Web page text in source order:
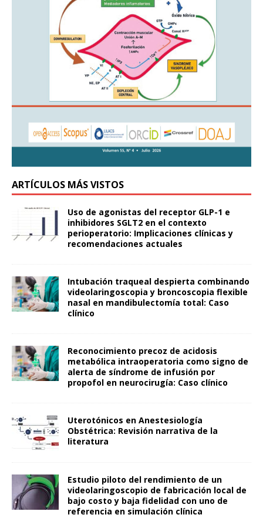
ARTÍCULOS MÁS VISTOS
Uso de agonistas del receptor GLP-1 e
inhibidores SGLT2 en el contexto
perioperatorio: Implicaciones clínicas y
recomendaciones actuales
Intubación traqueal despierta combinando
videolaringoscopia y broncoscopia flexible
nasal en mandibulectomía total: Caso
clínico
Reconocimiento precoz de acidosis
metabólica intraoperatoria como signo de
alerta de síndrome de infusión por
propofol en neurocirugía: Caso clínico
Uterotónicos en Anestesiología
Obstétrica: Revisión narrativa de la
literatura
Estudio piloto del rendimiento de un
videolaringoscopio de fabricación local de
bajo costo y baja fidelidad con uno de
referencia en simulación clínica